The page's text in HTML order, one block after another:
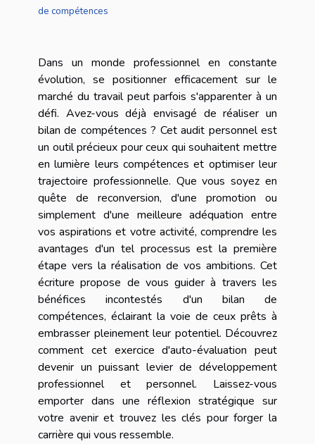
de compétences
Dans un monde professionnel en constante
évolution, se positionner efficacement sur le
marché du travail peut parfois s'apparenter à un
défi. Avez-vous déjà envisagé de réaliser un
bilan de compétences ? Cet audit personnel est
un outil précieux pour ceux qui souhaitent mettre
en lumière leurs compétences et optimiser leur
trajectoire professionnelle. Que vous soyez en
quête de reconversion, d'une promotion ou
simplement d'une meilleure adéquation entre
vos aspirations et votre activité, comprendre les
avantages d'un tel processus est la première
étape vers la réalisation de vos ambitions. Cet
écriture propose de vous guider à travers les
bénéfices incontestés d'un bilan de
compétences, éclairant la voie de ceux prêts à
embrasser pleinement leur potentiel. Découvrez
comment cet exercice d'auto-évaluation peut
devenir un puissant levier de développement
professionnel et personnel. Laissez-vous
emporter dans une réflexion stratégique sur
votre avenir et trouvez les clés pour forger la
carrière qui vous ressemble.